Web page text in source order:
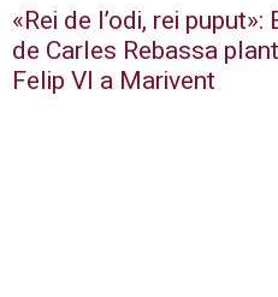
«Rei de l’odi, rei
de Carles Rebassa
Felip VI a Marivent